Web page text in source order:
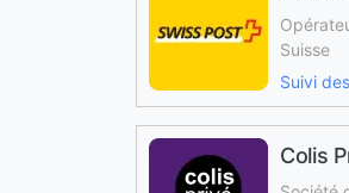
Suisse
Suivi
Colis